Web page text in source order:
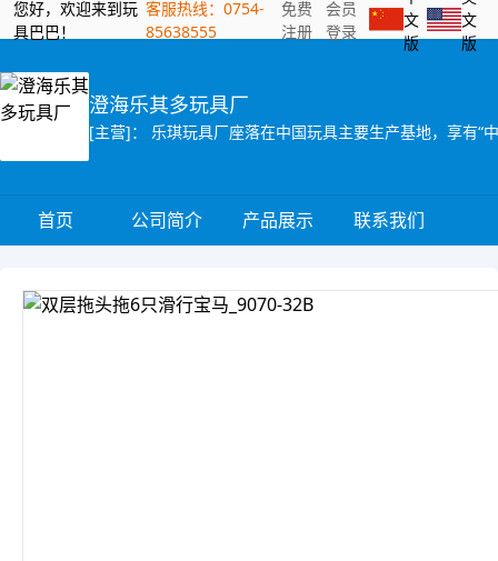
您好，欢迎来到玩
具巴巴！
客服热线：0754-
85638555
免费
注册
会员
登录
文
版
文
版
澄海乐其多玩具厂
首页 公司简介 产品展示 联系我们